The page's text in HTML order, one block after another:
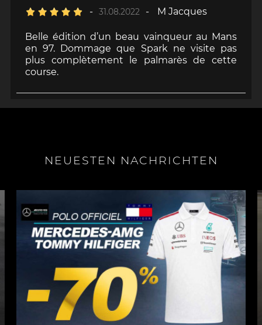
- 31.08.2022 - M Jacques
Belle édition d’un beau vainqueur au Mans
en 97. Dommage que Spark ne visite pas
plus complètement le palmarès de cette
course.
NEUESTEN NACHRICHTEN